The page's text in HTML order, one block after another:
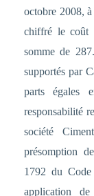
octobre 2008,
chiffré le coût
somme de
supportés par
parts égales
responsabilité
société
présomption
1792 du
application